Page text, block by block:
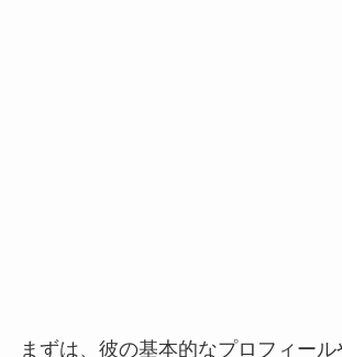
まずは、彼の基本的なプロフィー